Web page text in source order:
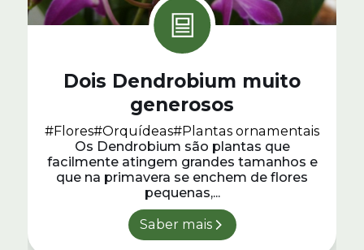
Dois Dendrobium muito
generosos
#Flores#Orquídeas#Plantas ornamentais
Os Dendrobium são plantas que
facilmente atingem grandes tamanhos e
que na primavera se enchem de flores
pequenas,...
Saber mais